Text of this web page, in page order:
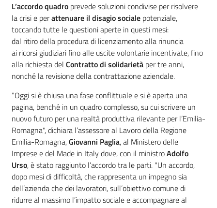
L’accordo quadro prevede soluzioni condivise per risolvere
la crisi e perattenuare il disagio sociale potenziale,
toccando tutte le questioni aperte in questi mesi:
dal ritiro della procedura di licenziamento alla rinuncia
ai ricorsi giudiziari fino alle uscite volontarie incentivate, fino
alla richiesta del Contratto di solidarietà per tre anni,
nonché la revisione della contrattazione aziendale.
“Oggi si è chiusa una fase conflittuale e si è aperta una
pagina, benché in un quadro complesso, su cui scrivere un
nuovo futuro per una realtà produttiva rilevante per l’Emilia-
Romagna", dichiara l’assessore al Lavoro della Regione
Emilia-Romagna,Giovanni Paglia, al Ministero delle
Imprese e del Made in Italy dove, con il ministroAdolfo
Urso, è stato raggiunto l’accordo tra le parti. "Un accordo,
dopo mesi di difficoltà, che rappresenta un impegno sia
dell’azienda che dei lavoratori, sull’obiettivo comune di
ridurre al massimo l’impatto sociale e accompagnare al